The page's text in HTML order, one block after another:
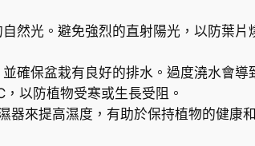
然光。避免強烈的直射陽光，以防葉片
確保盆栽有良好的排水。過度澆水會導
以防植物受寒或生長受阻。
來提高濕度，有助於保持植物的健康